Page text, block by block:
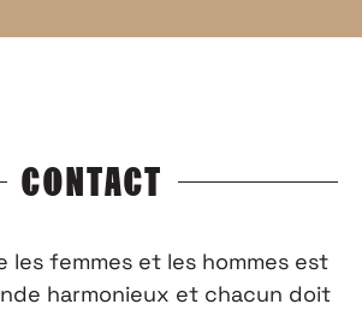
CONTACT
les femmes et les hommes est
harmonieux et chacun doit